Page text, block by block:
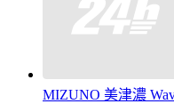
MIZUNO 美津濃